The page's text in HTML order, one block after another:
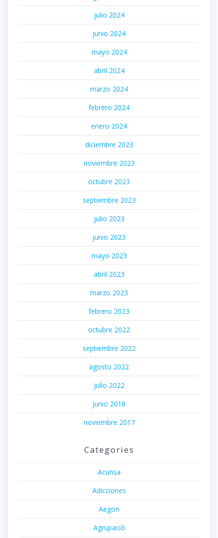
julio 2024
junio 2024
mayo 2024
abril 2024
marzo 2024
febrero 2024
enero 2024
diciembre 2023
noviembre 2023
octubre 2023
septiembre 2023
julio 2023
junio 2023
mayo 2023
abril 2023
marzo 2023
febrero 2023
octubre 2022
septiembre 2022
agosto 2022
julio 2022
junio 2018
noviembre 2017
Categories
Acunsa
Adicciones
Aegon
Agrupació